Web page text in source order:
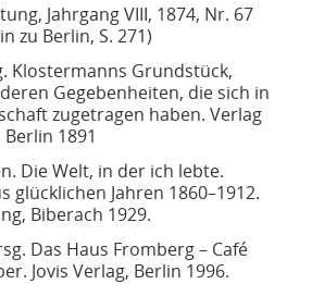
Jahrgang VIII, 1874, Nr. 67
zu Berlin, S. 271)
Klostermanns Grundstück,
Gegebenheiten, die sich in
zugetragen haben. Verlag
1891
Die Welt, in der ich lebte.
glücklichen Jahren 1860–1912.
Biberach 1929.
Das Haus Fromberg – Café
Jovis Verlag, Berlin 1996.